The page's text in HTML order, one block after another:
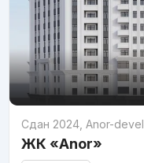
Сдан 2024, Anor-
ЖК «Anor»